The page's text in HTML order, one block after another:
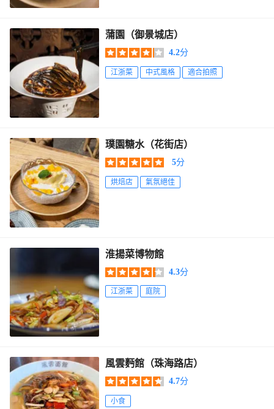
蒲園（御景城店）
4.2分
江浙菜 中式風格 適合拍照
璞園糖水（花街店）
5分
烘焙店 氣氛絕佳
淮揚菜博物館
4.3分
江浙菜 庭院
風雲麪館（珠海路店）
4.7分
小食